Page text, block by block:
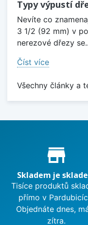
Typy výpustí
Nevíte co
3 1/2 (92 mm) v
nerezové dřezy
Číst více
Všechny články a
Proč nakupovat
store_mall_directory
Skladem je
Tisíce produktů
přímo v
Objednáte dnes,
zítra.